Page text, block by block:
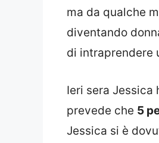
ma da qualche
diventando
di intraprendere
Ieri sera Jessica
prevede che 5
Jessica si è